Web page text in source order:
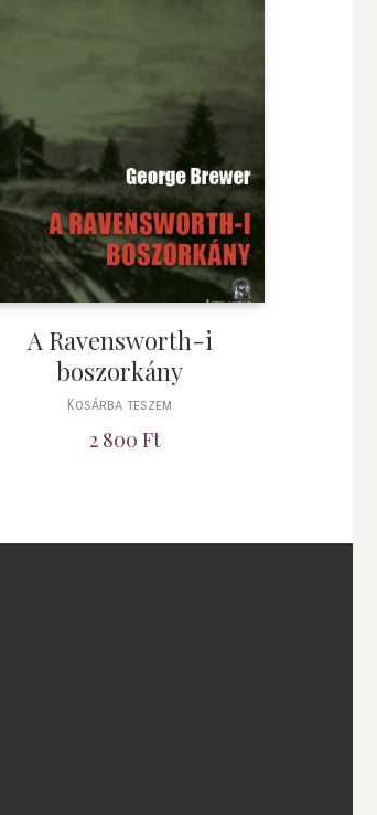
A Ravensworth-i
boszorkány
Kosárba teszem
2 800Ft